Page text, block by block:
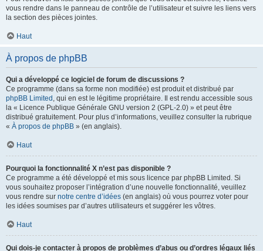
vous rendre dans le panneau de contrôle de l’utilisateur et suivre les liens vers
la section des pièces jointes.
Haut
À propos de phpBB
Qui a développé ce logiciel de forum de discussions ?
Ce programme (dans sa forme non modifiée) est produit et distribué par
phpBB Limited , qui en est le légitime propriétaire. Il est rendu accessible sous
la « Licence Publique Générale GNU version 2 (GPL-2.0) » et peut être
distribué gratuitement. Pour plus d’informations, veuillez consulter la rubrique
« À propos de phpBB » (en anglais).
Haut
Pourquoi la fonctionnalité X n’est pas disponible ?
Ce programme a été développé et mis sous licence par phpBB Limited. Si
vous souhaitez proposer l’intégration d’une nouvelle fonctionnalité, veuillez
vous rendre sur notre centre d’idées (en anglais) où vous pourrez voter pour
les idées soumises par d’autres utilisateurs et suggérer les vôtres.
Haut
Qui dois-je contacter à propos de problèmes d’abus ou d’ordres légaux liés